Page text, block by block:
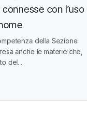
con l’uso
della Sezione
anche le materie che,
del...